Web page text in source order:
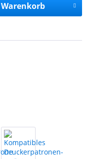
Warenkorb